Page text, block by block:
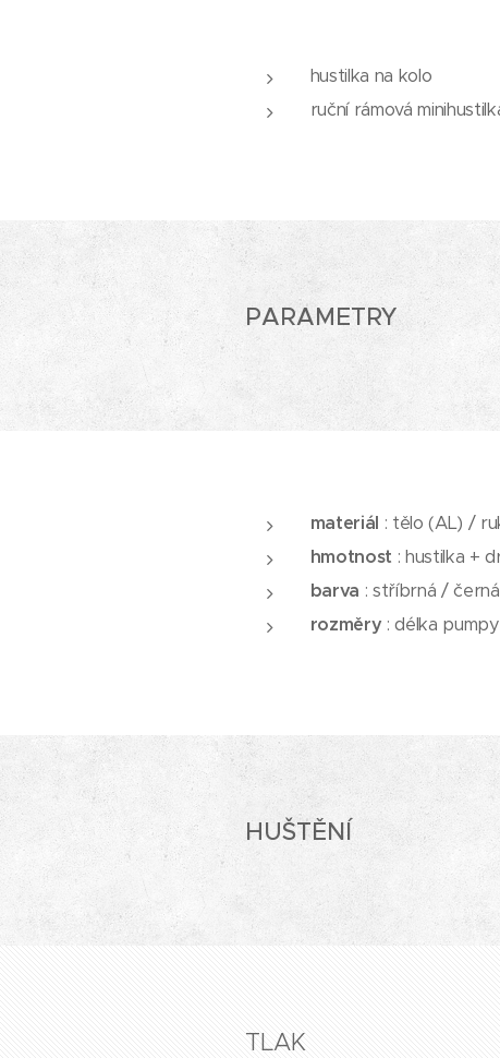
hustilka na kolo
ruční rámová
PARAMETRY
materiál : tělo (AL) /
hmotnost : hustilka +
barva : stříbrná / černá
rozměry : délka
HUŠTĚNÍ
TLAK